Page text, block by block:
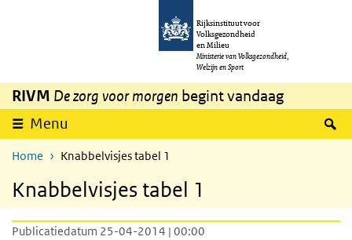
Overslaan en naar de inhoud gaan
Rijksinstituut voor
Volksgezondheid
en Milieu
Ministerie van Volksgezondheid,
Welzijn en Sport
RIVM De zorg voor morgen begint vandaag
Menu
Home Knabbelvisjes tabel 1
Knabbelvisjes tabel 1
Publicatiedatum 25-04-2014 | 00:00